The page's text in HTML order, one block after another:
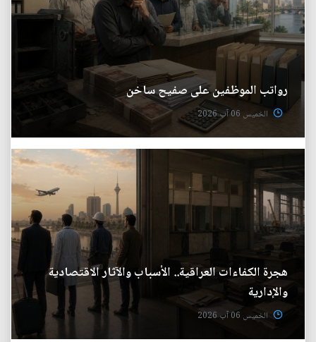
رواتب الموظفين على صفيح ساخن
الخميس 06 آب 2026
هجرة الكفاءات العراقية.. الأسباب والآثار الاقتصادية
والإدارية
الخميس 06 آب 2026